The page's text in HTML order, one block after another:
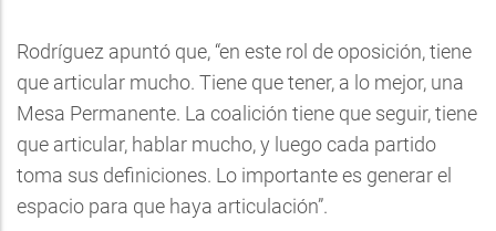
Rodríguez apuntó que, “en este rol de oposición, tiene
que articular mucho. Tiene que tener, a lo mejor, una
Mesa Permanente. La coalición tiene que seguir, tiene
que articular, hablar mucho, y luego cada partido
toma sus definiciones. Lo importante es generar el
espacio para que haya articulación”.